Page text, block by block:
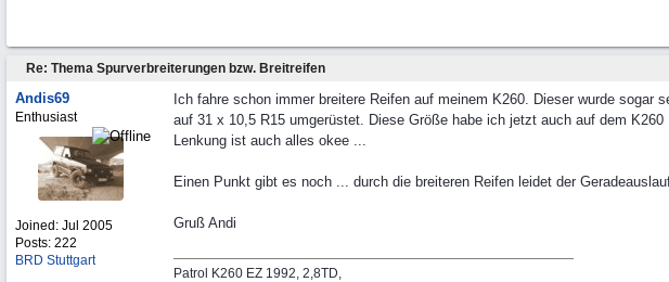
Re: Thema Spurverbreiterungen bzw. Breitreifen
Andis69
Enthusiast
Joined: Jul 2005
Posts: 222
BRD Stuttgart
Ich fahre schon immer breitere Reifen auf meinem K260. Dieser wurde
auf 31 x 10,5 R15 umgerüstet. Diese Größe habe ich jetzt auch auf dem
Lenkung ist auch alles okee ...
Einen Punkt gibt es noch ... durch die breiteren Reifen leidet der
Gruß Andi
Patrol K260 EZ 1992, 2,8TD,